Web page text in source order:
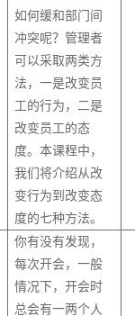
如何缓和部门间
冲突呢？管理者
可以采取两类方
法，一是改变员
工的行为，二是
改变员工的态
度。本课程中，
我们将介绍从改
变行为到改变态
度的七种方法。
你有没有发现，
每次开会，一般
情况下，开会时
总会有一两个人